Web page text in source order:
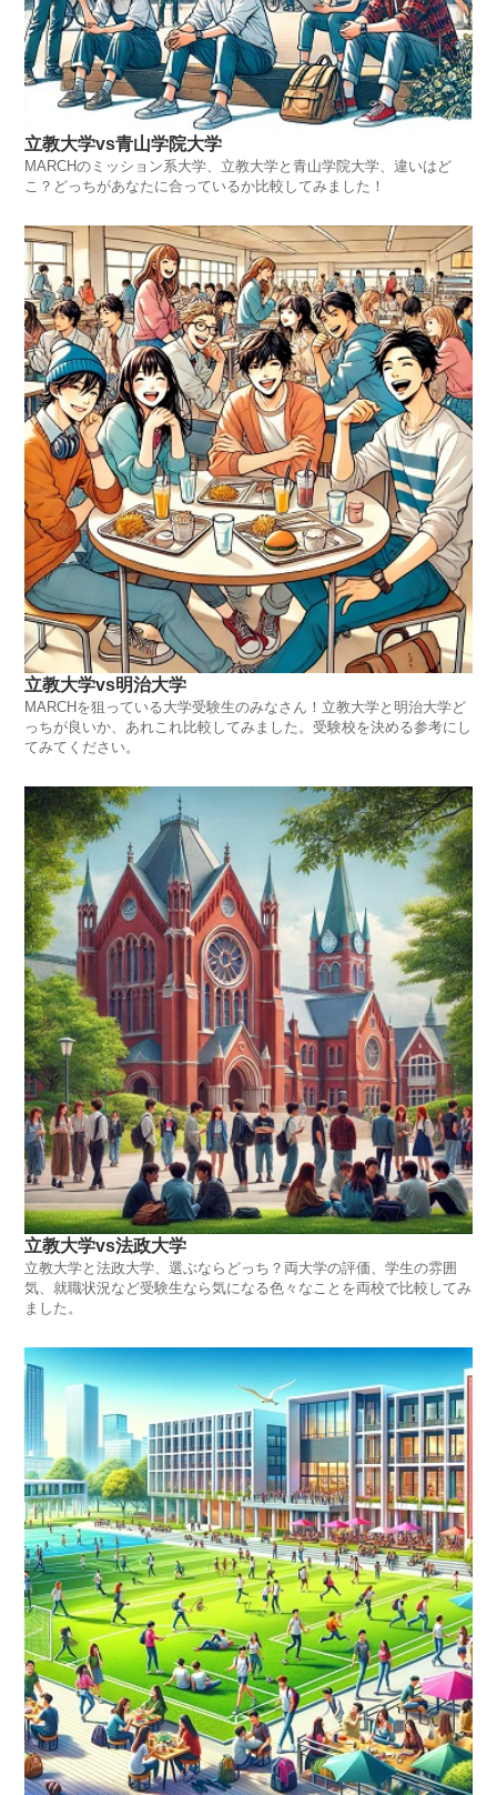
立教大学vs青山学院大学
MARCHのミッション系大学、立教大学と青山学院大学、違いはど
こ？どっちがあなたに合っているか比較してみました！
立教大学vs明治大学
MARCHを狙っている大学受験生のみなさん！立教大学と明治大学ど
っちが良いか、あれこれ比較してみました。受験校を決める参考にし
てみてください。
立教大学vs法政大学
立教大学と法政大学、選ぶならどっち？両大学の評価、学生の雰囲
気、就職状況など受験生なら気になる色々なことを両校で比較してみ
ました。